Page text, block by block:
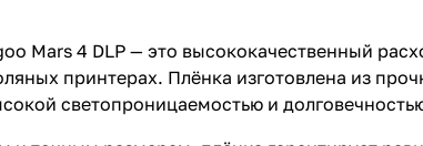
Mars 4 DLP — это высококачественный
принтерах. Плёнка изготовлена из
светопроницаемостью и